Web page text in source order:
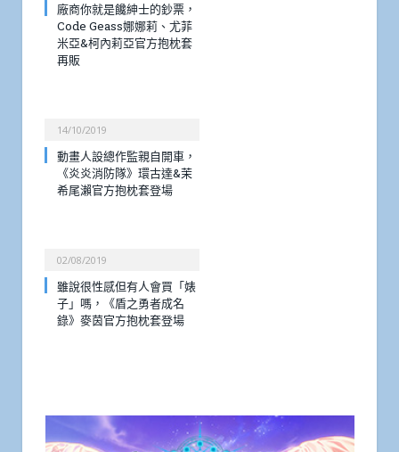
廠商你就是饞紳士的鈔票，
Code Geass娜娜莉、尤菲
米亞&柯內莉亞官方抱枕套
再販
14/10/2019
動畫人設總作監親自開車，
《炎炎消防隊》環古達&茉
希尾瀨官方抱枕套登場
02/08/2019
雖說很性感但有人會買「婊
子」嗎，《盾之勇者成名
錄》麥茵官方抱枕套登場